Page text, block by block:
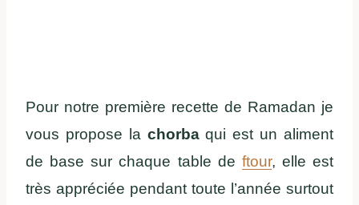
Pour notre première recette de Ramadan je
vous propose la chorbaqui est un aliment
de base sur chaque table de ftour, elle est
très appréciée pendant toute l’année surtout